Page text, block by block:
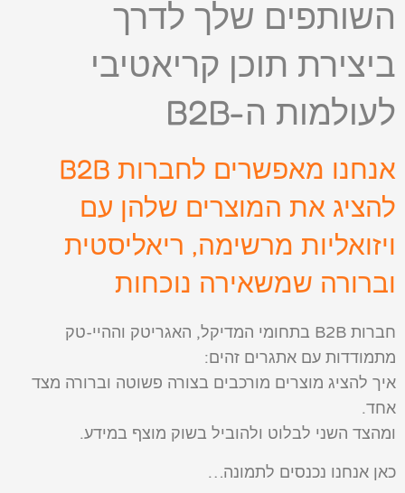
השותפים שלך לדרך
ביצירת תוכן קריאטיבי
לעולמות ה-B2B
אנחנו מאפשרים לחברות B2B
להציג את המוצרים שלהן עם
ויזואליות מרשימה, ריאליסטית
וברורה שמשאירה נוכחות
חברות B2B בתחומי המדיקל, האגריטק וההיי-טק
מתמודדות עם אתגרים זהים:
איך להציג מוצרים מורכבים בצורה פשוטה וברורה מצד
אחד.
ומהצד השני לבלוט ולהוביל בשוק מוצף במידע.
כאן אנחנו נכנסים לתמונה…